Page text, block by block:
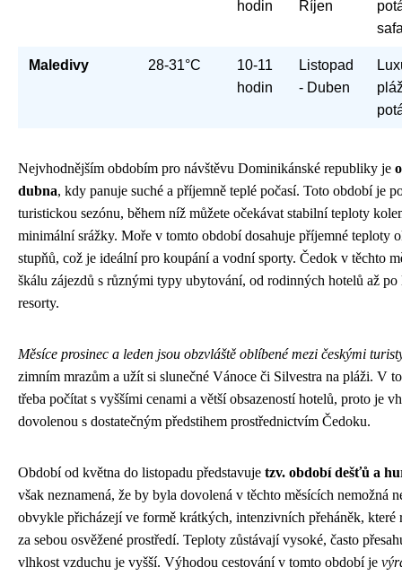
hodin
Říjen
Maledivy 28-31°C
10-11
hodin
Listopad
- Duben
Nejvhodnějším obdobím pro návštěvu Dominikánské republiky je
dubna, kdy panuje suché a příjemně teplé počasí. Toto období je
turistickou sezónu, během níž můžete očekávat stabilní teploty
minimální srážky. Moře v tomto období dosahuje příjemné teploty
stupňů, což je ideální pro koupání a vodní sporty. Čedok v těchto
škálu zájezdů s různými typy ubytování, od rodinných hotelů až
resorty.
Měsíce prosinec a leden jsou obzvláště oblíbené mezi českými
zimním mrazům a užít si slunečné Vánoce či Silvestra na pláži. V
třeba počítat s vyššími cenami a větší obsazeností hotelů, proto je
dovolenou s dostatečným předstihem prostřednictvím Čedoku.
Období od května do listopadu představuje tzv. období dešťů a
však neznamená, že by byla dovolená v těchto měsících nemožná
obvykle přicházejí ve formě krátkých, intenzivních přeháněk, které
za sebou osvěžené prostředí. Teploty zůstávají vysoké, často
vlhkost vzduchu je vyšší. Výhodou cestování v tomto období je